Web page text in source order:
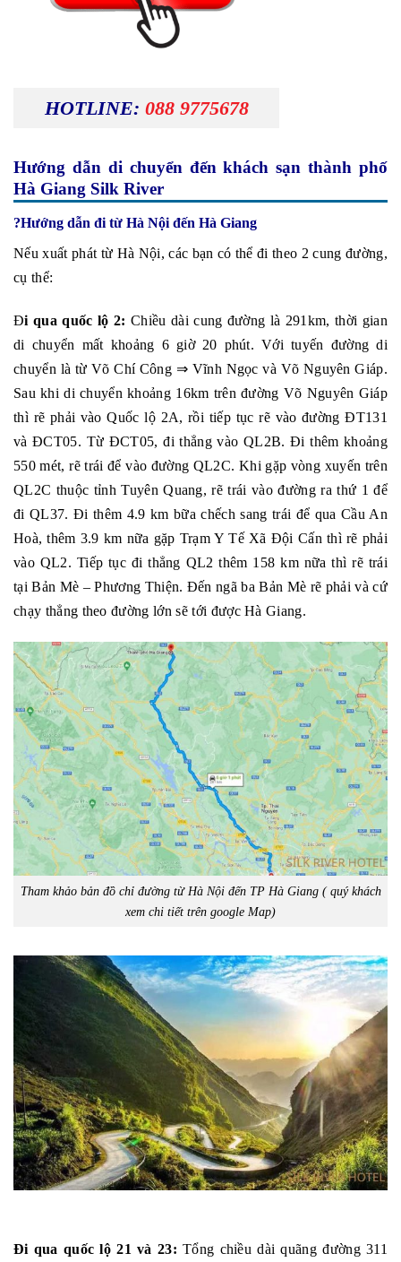
HOTLINE: 088 9775678
Hướng dẫn di chuyển đến khách sạn thành phố
Hà Giang Silk River
?️Hướng dẫn đi từ Hà Nội đến Hà Giang
Nếu xuất phát từ Hà Nội, các bạn có thể đi theo 2 cung đường,
cụ thể:
Đi qua quốc lộ 2: Chiều dài cung đường là 291km, thời gian
di chuyển mất khoảng 6 giờ 20 phút. Với tuyến đường di
chuyển là từ Võ Chí Công ⇒ Vĩnh Ngọc và Võ Nguyên Giáp.
Sau khi di chuyển khoảng 16km trên đường Võ Nguyên Giáp
thì rẽ phải vào Quốc lộ 2A, rồi tiếp tục rẽ vào đường ĐT131
và ĐCT05. Từ ĐCT05, đi thẳng vào QL2B. Đi thêm khoảng
550 mét, rẽ trái để vào đường QL2C. Khi gặp vòng xuyến trên
QL2C thuộc tỉnh Tuyên Quang, rẽ trái vào đường ra thứ 1 để
đi QL37. Đi thêm 4.9 km bữa chếch sang trái để qua Cầu An
Hoà, thêm 3.9 km nữa gặp Trạm Y Tế Xã Đội Cấn thì rẽ phải
vào QL2. Tiếp tục đi thẳng QL2 thêm 158 km nữa thì rẽ trái
tại Bản Mè – Phương Thiện. Đến ngã ba Bản Mè rẽ phải và cứ
chạy thẳng theo đường lớn sẽ tới được Hà Giang.
Tham khảo bản đồ chỉ đường từ Hà Nội đến TP Hà Giang ( quý khách
xem chi tiết trên google Map)
Đi qua quốc lộ 21 và 23:Tổng chiều dài quãng đường 311